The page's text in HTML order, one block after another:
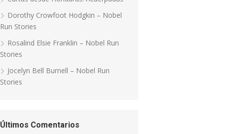
Dorothy Crowfoot Hodgkin – Nobel
Run Stories
Rosalind Elsie Franklin – Nobel Run
Stories
Jocelyn Bell Burnell – Nobel Run
Stories
Últimos Comentarios